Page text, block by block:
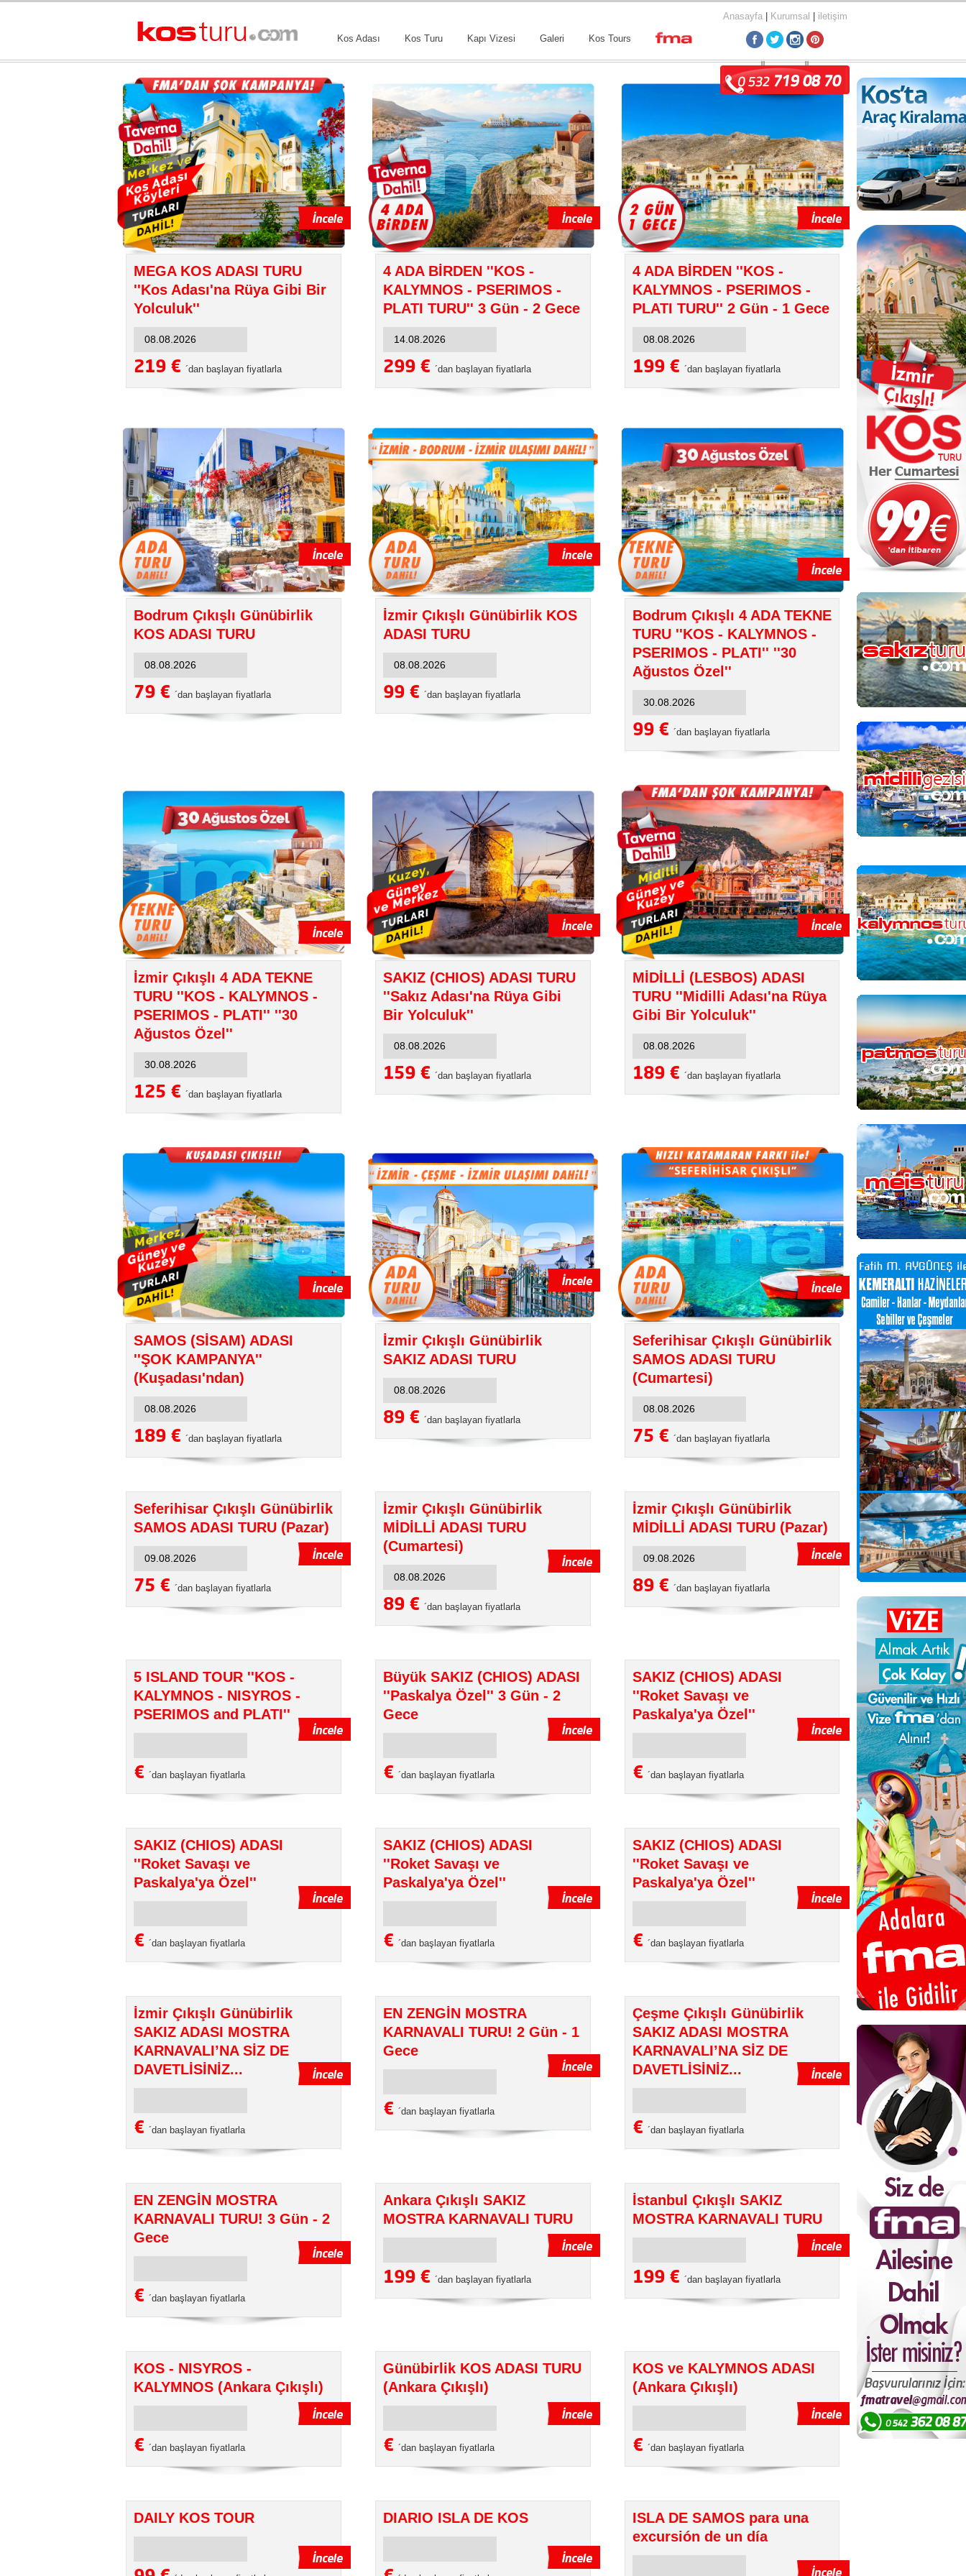
Kos Adası Kos Turu Kapı Vizesi Galeri Kos Tours
Anasayfa| Kurumsal iletişim
MEGA KOS ADASI TURU
''Kos Adası'na Rüya Gibi Bir
Yolculuk''
219 €´dan başlayan fiyatlarla
4 ADA BİRDEN ''KOS -
KALYMNOS - PSERIMOS -
PLATI TURU'' 3 Gün - 2 Gece
299 €´dan başlayan fiyatlarla
4 ADA BİRDEN ''KOS -
KALYMNOS - PSERIMOS -
PLATI TURU'' 2 Gün - 1 Gece
199 €´dan başlayan fiyatlarla
Bodrum Çıkışlı Günübirlik
KOS ADASI TURU
79 €´dan başlayan fiyatlarla
İzmir Çıkışlı Günübirlik KOS
ADASI TURU
99 €´dan başlayan fiyatlarla
Bodrum Çıkışlı 4 ADA TEKNE
TURU ''KOS - KALYMNOS -
PSERIMOS - PLATI'' ''30
Ağustos Özel''
99 €´dan başlayan fiyatlarla
İzmir Çıkışlı 4 ADA TEKNE
TURU ''KOS - KALYMNOS -
PSERIMOS - PLATI'' ''30
Ağustos Özel''
125 €´dan başlayan fiyatlarla
SAKIZ (CHIOS) ADASI TURU
''Sakız Adası'na Rüya Gibi
Bir Yolculuk''
159 €´dan başlayan fiyatlarla
MİDİLLİ (LESBOS) ADASI
TURU ''Midilli Adası'na Rüya
Gibi Bir Yolculuk''
189 €´dan başlayan fiyatlarla
SAMOS (SİSAM) ADASI
''ŞOK KAMPANYA''
(Kuşadası'ndan)
189 €´dan başlayan fiyatlarla
İzmir Çıkışlı Günübirlik
SAKIZ ADASI TURU
89 €´dan başlayan fiyatlarla
Seferihisar Çıkışlı Günübirlik
SAMOS ADASI TURU
(Cumartesi)
75 €´dan başlayan fiyatlarla
Seferihisar Çıkışlı Günübirlik
SAMOS ADASI TURU (Pazar)
75 €´dan başlayan fiyatlarla
İzmir Çıkışlı Günübirlik
MİDİLLİ ADASI TURU
(Cumartesi)
89 €´dan başlayan fiyatlarla
İzmir Çıkışlı Günübirlik
MİDİLLİ ADASI TURU (Pazar)
89 €´dan başlayan fiyatlarla
5 ISLAND TOUR ''KOS -
KALYMNOS - NISYROS -
PSERIMOS and PLATI''
€´dan başlayan fiyatlarla
Büyük SAKIZ (CHIOS) ADASI
''Paskalya Özel'' 3 Gün - 2
Gece
€´dan başlayan fiyatlarla
SAKIZ (CHIOS) ADASI
''Roket Savaşı ve
Paskalya'ya Özel''
€´dan başlayan fiyatlarla
SAKIZ (CHIOS) ADASI
''Roket Savaşı ve
Paskalya'ya Özel''
€´dan başlayan fiyatlarla
SAKIZ (CHIOS) ADASI
''Roket Savaşı ve
Paskalya'ya Özel''
€´dan başlayan fiyatlarla
SAKIZ (CHIOS) ADASI
''Roket Savaşı ve
Paskalya'ya Özel''
€´dan başlayan fiyatlarla
İzmir Çıkışlı Günübirlik
SAKIZ ADASI MOSTRA
KARNAVALI’NA SİZ DE
DAVETLİSİNİZ...
€´dan başlayan fiyatlarla
EN ZENGİN MOSTRA
KARNAVALI TURU! 2 Gün - 1
Gece
€´dan başlayan fiyatlarla
Çeşme Çıkışlı Günübirlik
SAKIZ ADASI MOSTRA
KARNAVALI’NA SİZ DE
DAVETLİSİNİZ...
€´dan başlayan fiyatlarla
EN ZENGİN MOSTRA
KARNAVALI TURU! 3 Gün - 2
Gece
€´dan başlayan fiyatlarla
Ankara Çıkışlı SAKIZ
MOSTRA KARNAVALI TURU
199 €´dan başlayan fiyatlarla
İstanbul Çıkışlı SAKIZ
MOSTRA KARNAVALI TURU
199 €´dan başlayan fiyatlarla
KOS - NISYROS -
KALYMNOS (Ankara Çıkışlı)
€´dan başlayan fiyatlarla
Günübirlik KOS ADASI TURU
(Ankara Çıkışlı)
€´dan başlayan fiyatlarla
KOS ve KALYMNOS ADASI
(Ankara Çıkışlı)
€´dan başlayan fiyatlarla
DAILY KOS TOUR DIARIO ISLA DE KOS
ISLA DE SAMOS para una
excursión de un día